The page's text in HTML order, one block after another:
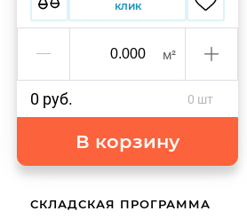
клик
м²
0 руб. 0 шт
В корзину
СКЛАДСКАЯ ПРОГРАММА